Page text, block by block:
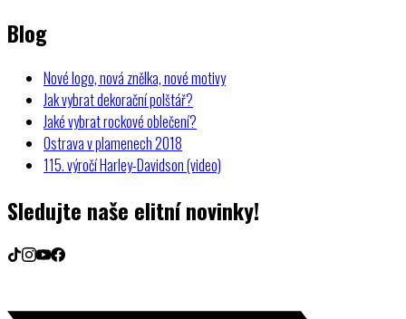
Blog
Nové logo, nová znělka, nové motivy
Jak vybrat dekorační polštář?
Jaké vybrat rockové oblečení?
Ostrava v plamenech 2018
115. výročí Harley-Davidson (video)
Sledujte naše elitní novinky!